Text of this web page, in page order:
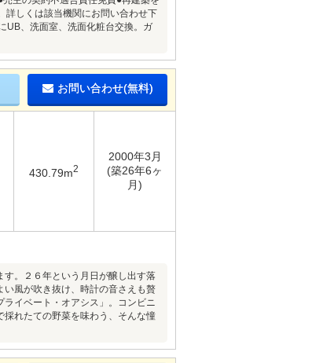
詳しくは該当機関にお問い合わせ下
UB、洗面室、洗面化粧台交換。ガ
お問い合わせ(無料)
430.79m2
2000年3月
(築26年6ヶ
月)
す。２６年という月日が醸し出す落
風が吹き抜け、時計の音さえも贅
イベート・オアシス」。コンビニ
れたての野菜を味わう、そんな憧